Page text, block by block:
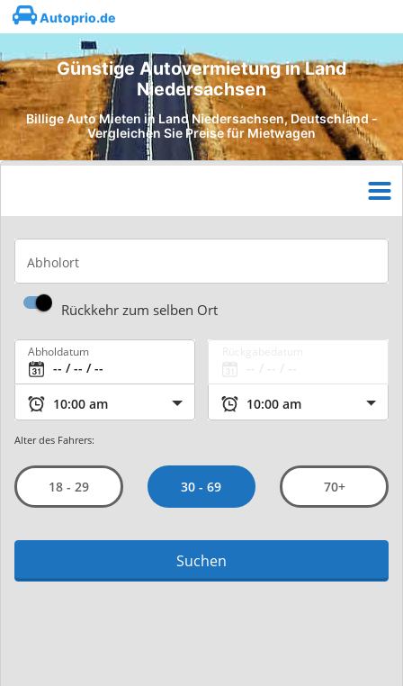
Autoprio.de
Günstige Autovermietung in Land
Niedersachsen
Billige Auto Mieten in Land Niedersachsen, Deutschland -
Vergleichen Sie Preise für Mietwagen
Abholort
Rückkehr zum selben Ort
Abholdatum
Alter des Fahrers:
18 - 29 30 - 69 70+
Suchen